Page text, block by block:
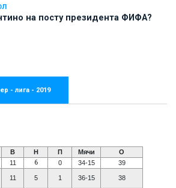
на посту президента ФИФА?
- лига - 2019
В Н П Мячи
О
11 6 0 34-15 39
11 5 1 36-15 38